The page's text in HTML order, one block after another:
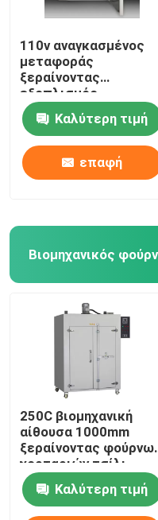
110v αναγκασμένος
μεταφοράς
ξεραίνοντας
εξοπλισμός
εργαστηρίων
ξεραίνοντας
60Hz θερμοστατικός
Καλύτερη τιμή
επαφή
Βιομηχανικός
250C βιομηχανική
αίθουσα 1000mm
ξεραίνοντας
χορταριών τσίλι
ξεραίνοντας
Καλύτερη τιμή